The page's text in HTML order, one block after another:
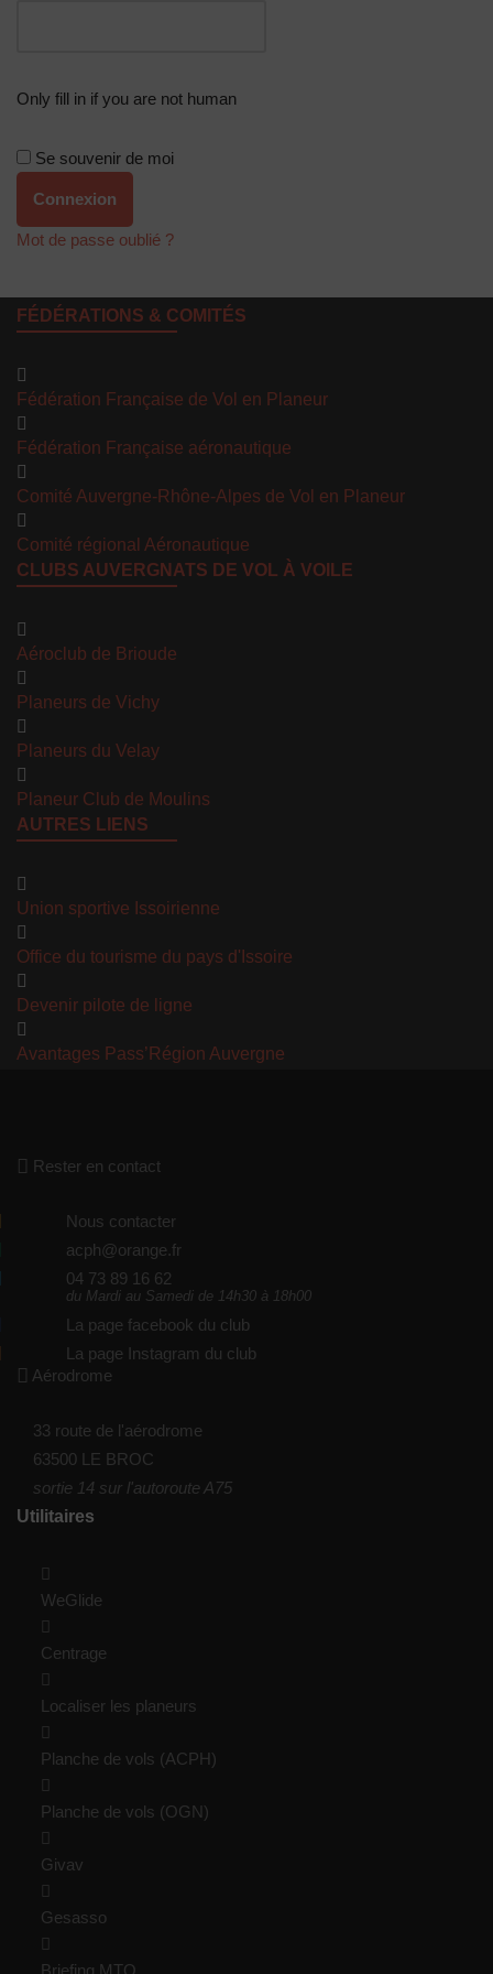
Only fill in if you are not human
Se souvenir de moi
Mot de passe oublié ?
FÉDÉRATIONS & COMITÉS
Fédération Française de Vol en Planeur
Fédération Française aéronautique
Comité Auvergne-Rhône-Alpes de Vol en Planeur
Comité régional Aéronautique
CLUBS AUVERGNATS DE VOL À VOILE
Aéroclub de Brioude
Planeurs de Vichy
Planeurs du Velay
Planeur Club de Moulins
AUTRES LIENS
Union sportive Issoirienne
Office du tourisme du pays d'Issoire
Devenir pilote de ligne
Avantages Pass’Région Auvergne
Rester en contact
Nous contacter
acph@orange.fr
04 73 89 16 62
du Mardi au Samedi de 14h30 à 18h00
La page facebook du club
La page Instagram du club
Aérodrome
33 route de l'aérodrome
63500 LE BROC
sortie 14 sur l'autoroute A75
Utilitaires
WeGlide
Centrage
Localiser les planeurs
Planche de vols (ACPH)
Planche de vols (OGN)
Givav
Gesasso
Briefing MTO